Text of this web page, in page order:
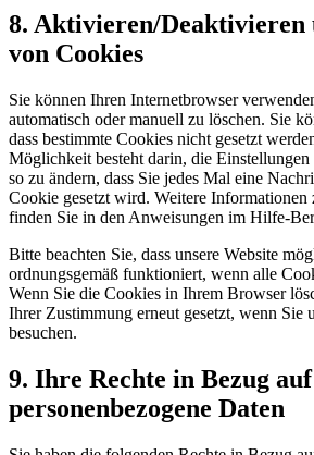
8. Aktivieren/Deaktivieren
von Cookies
Sie können Ihren Internetbrowser
automatisch oder manuell zu löschen. Sie
dass bestimmte Cookies nicht gesetzt
Möglichkeit besteht darin, die Einstellungen
so zu ändern, dass Sie jedes Mal eine
Cookie gesetzt wird. Weitere Informationen
finden Sie in den Anweisungen im Hilfe-
Bitte beachten Sie, dass unsere Website
ordnungsgemäß funktioniert, wenn alle
Wenn Sie die Cookies in Ihrem Browser
Ihrer Zustimmung erneut gesetzt, wenn Sie
besuchen.
9. Ihre Rechte in Bezug auf
personenbezogene Daten